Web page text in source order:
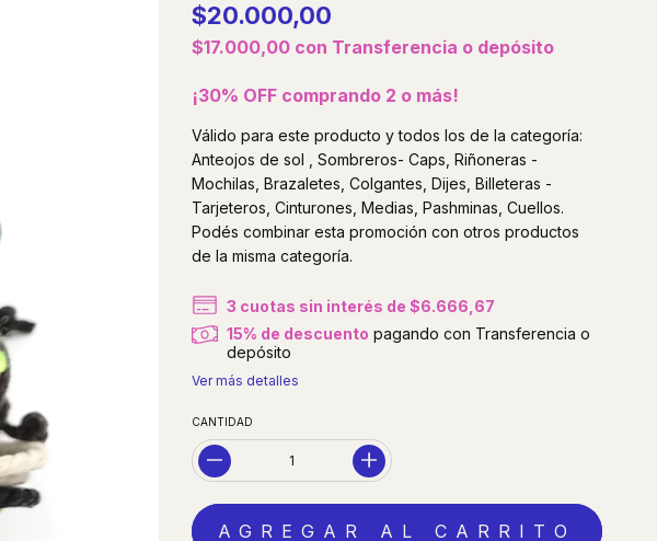
$20.000,00
$17.000,00 con Transferencia o depósito
¡30% OFF comprando 2 o más!
Válido para este producto y todos los de la categoría:
Anteojos de sol , Sombreros- Caps, Riñoneras -
Mochilas, Brazaletes, Colgantes, Dijes, Billeteras -
Tarjeteros, Cinturones, Medias, Pashminas, Cuellos.
Podés combinar esta promoción con otros productos
de la misma categoría.
3 cuotas sin interés de $6.666,67
15% de descuento pagando con Transferencia o
depósito
Ver más detalles
CANTIDAD